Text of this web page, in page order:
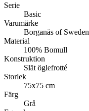
Serie
Basic
Varumärke
Borganäs of Sweden
Material
100% Bomull
Konstruktion
Slät öglefrotté
Storlek
75x75 cm
Färg
Grå